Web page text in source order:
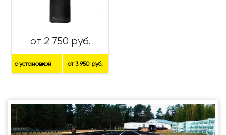
от 2 750 руб.
с установкой от 3 950 руб.